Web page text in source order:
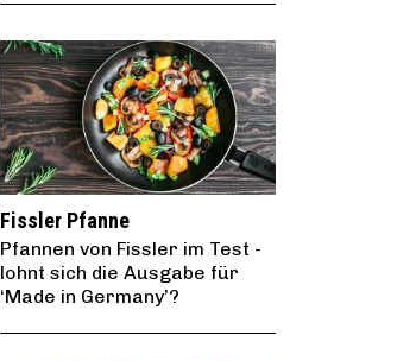
Fissler Pfanne
Pfannen von Fissler im Test -
lohnt sich die Ausgabe für
‘Made in Germany’?